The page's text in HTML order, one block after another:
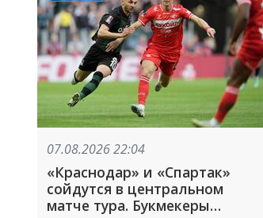
07.08.2026 22:04
«Краснодар» и «Спартак»
сойдутся в центральном
матче тура. Букмекеры